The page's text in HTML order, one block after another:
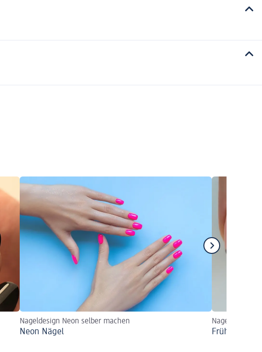
Nageldesign Neon selber machen
Neon Nägel
Nageldesigns